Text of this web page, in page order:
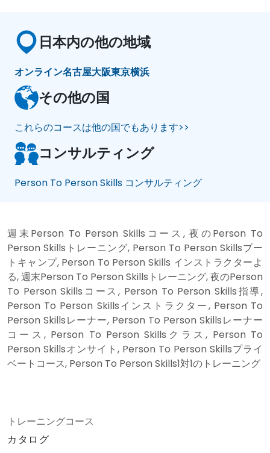
日本内の他の地域
オンライン名古屋大阪東京横浜
その他の国
これらのコースは他の国でもあります>>
コンサルティング
Person To Person Skills コンサルティング
週末Person To Person Skillsコース, 夜のPerson To
Person Skillsトレーニング, Person To Person Skillsブー
トキャンプ, Person To Person Skills インストラクターよ
る, 週末Person To Person Skillsトレーニング, 夜のPerson
To Person Skillsコース, Person To Person Skills指導,
Person To Person Skillsインストラクター, Person To
Person Skillsレーナー, Person To Person Skillsレーナー
コース, Person To Person Skillsクラス, Person To
Person Skillsオンサイト, Person To Person Skillsプライ
ベートコース, Person To Person Skills1対1のトレーニング
トレーニングコース
カタログ